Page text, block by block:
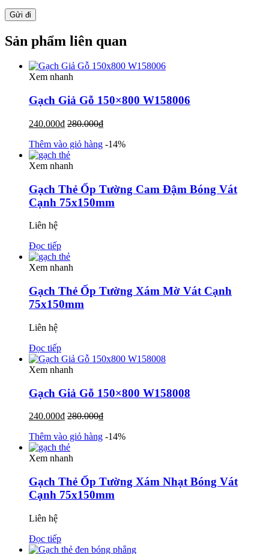
Sản phẩm liên quan
Xem nhanh
Gạch Giả Gỗ 150×800 W158006
240.000₫ 280.000₫
Thêm vào giỏ hàng -14%
Xem nhanh
Gạch Thẻ Ốp Tường Cam Đậm Bóng Vát
Cạnh 75x150mm
Liên hệ
Đọc tiếp
Xem nhanh
Gạch Thẻ Ốp Tường Xám Mờ Vát Cạnh
75x150mm
Liên hệ
Đọc tiếp
Xem nhanh
Gạch Giả Gỗ 150×800 W158008
240.000₫ 280.000₫
Thêm vào giỏ hàng -14%
Xem nhanh
Gạch Thẻ Ốp Tường Xám Nhạt Bóng Vát
Cạnh 75x150mm
Liên hệ
Đọc tiếp